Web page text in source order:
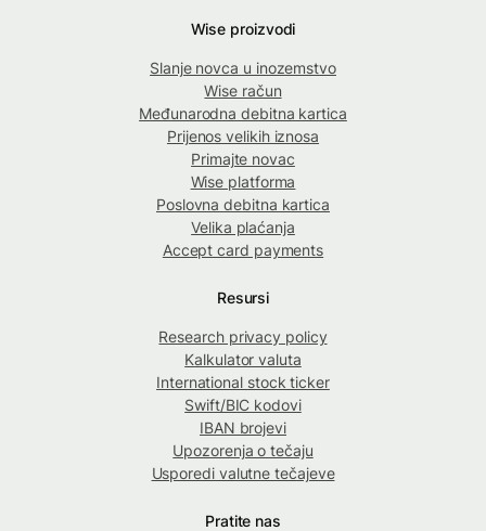
Wise proizvodi
Slanje novca u inozemstvo
Wise račun
Međunarodna debitna kartica
Prijenos velikih iznosa
Primajte novac
Wise platforma
Poslovna debitna kartica
Velika plaćanja
Accept card payments
Resursi
Research privacy policy
Kalkulator valuta
International stock ticker
Swift/BIC kodovi
IBAN brojevi
Upozorenja o tečaju
Usporedi valutne tečajeve
Pratite nas